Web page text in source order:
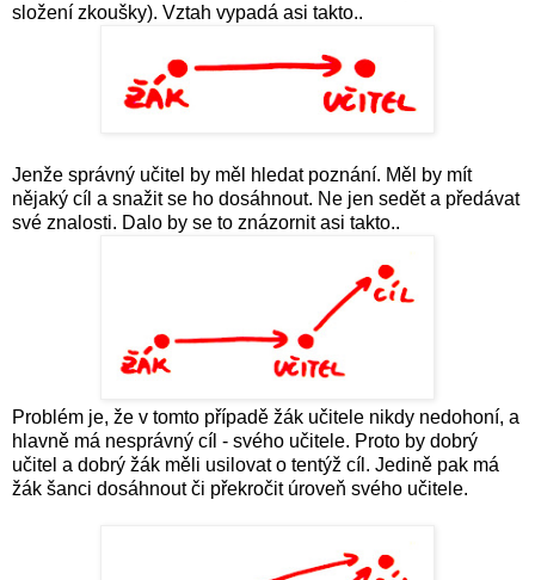
složení zkoušky). Vztah vypadá asi takto..
Jenže správný učitel by měl hledat poznání. Měl by mít
nějaký cíl a snažit se ho dosáhnout. Ne jen sedět a předávat
své znalosti. Dalo by se to znázornit asi takto..
Problém je, že v tomto případě žák učitele nikdy nedohoní, a
hlavně má nesprávný cíl - svého učitele. Proto by dobrý
učitel a dobrý žák měli usilovat o tentýž cíl. Jedině pak má
žák šanci dosáhnout či překročit úroveň svého učitele.